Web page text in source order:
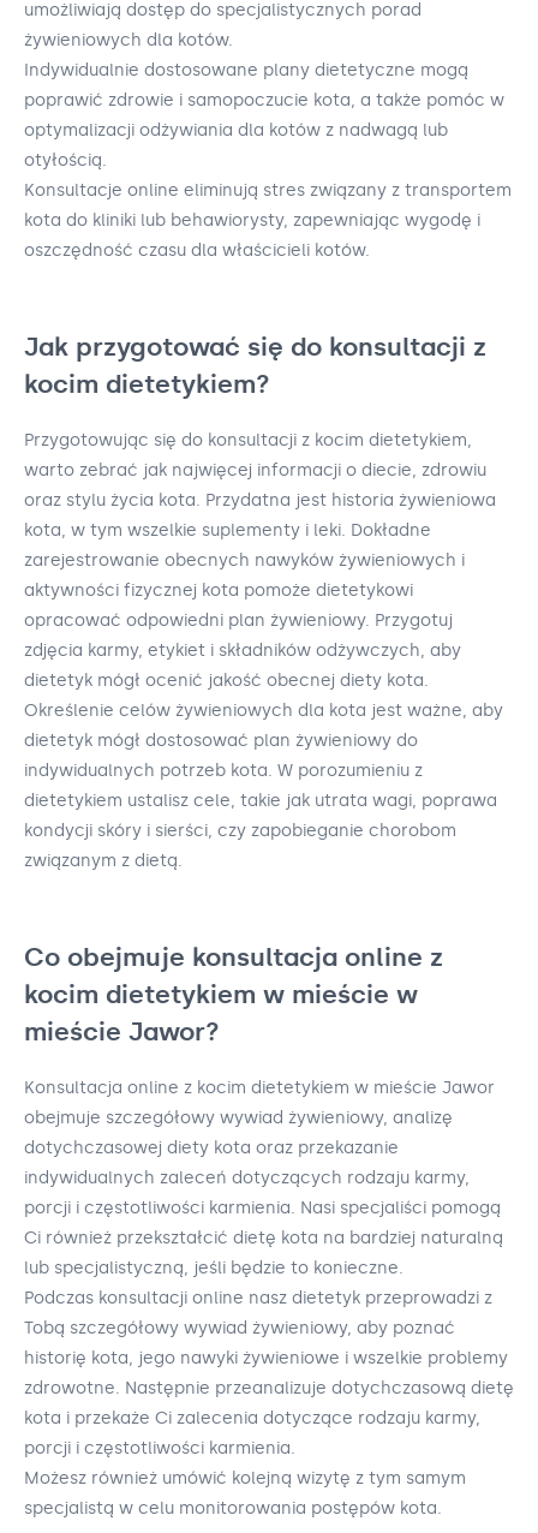
umożliwiają dostęp do specjalistycznych porad
żywieniowych dla kotów.
Indywidualnie dostosowane plany dietetyczne mogą
poprawić zdrowie i samopoczucie kota, a także pomóc w
optymalizacji odżywiania dla kotów z nadwagą lub
otyłością.
Konsultacje online eliminują stres związany z transportem
kota do kliniki lub behawiorysty, zapewniając wygodę i
oszczędność czasu dla właścicieli kotów.
Jak przygotować się do konsultacji z
kocim dietetykiem?
Przygotowując się do konsultacji z kocim dietetykiem,
warto zebrać jak najwięcej informacji o diecie, zdrowiu
oraz stylu życia kota. Przydatna jest historia żywieniowa
kota, w tym wszelkie suplementy i leki. Dokładne
zarejestrowanie obecnych nawyków żywieniowych i
aktywności fizycznej kota pomoże dietetykowi
opracować odpowiedni plan żywieniowy. Przygotuj
zdjęcia karmy, etykiet i składników odżywczych, aby
dietetyk mógł ocenić jakość obecnej diety kota.
Określenie celów żywieniowych dla kota jest ważne, aby
dietetyk mógł dostosować plan żywieniowy do
indywidualnych potrzeb kota. W porozumieniu z
dietetykiem ustalisz cele, takie jak utrata wagi, poprawa
kondycji skóry i sierści, czy zapobieganie chorobom
związanym z dietą.
Co obejmuje konsultacja online z
kocim dietetykiem w mieście w
mieście Jawor?
Konsultacja online z kocim dietetykiem w mieście Jawor
obejmuje szczegółowy wywiad żywieniowy, analizę
dotychczasowej diety kota oraz przekazanie
indywidualnych zaleceń dotyczących rodzaju karmy,
porcji i częstotliwości karmienia. Nasi specjaliści pomogą
Ci również przekształcić dietę kota na bardziej naturalną
lub specjalistyczną, jeśli będzie to konieczne.
Podczas konsultacji online nasz dietetyk przeprowadzi z
Tobą szczegółowy wywiad żywieniowy, aby poznać
historię kota, jego nawyki żywieniowe i wszelkie problemy
zdrowotne. Następnie przeanalizuje dotychczasową dietę
kota i przekaże Ci zalecenia dotyczące rodzaju karmy,
porcji i częstotliwości karmienia.
Możesz również umówić kolejną wizytę z tym samym
specjalistą w celu monitorowania postępów kota.